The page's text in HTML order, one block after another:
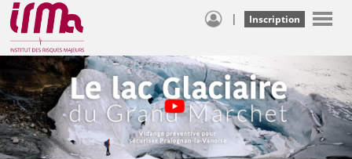
| Inscription